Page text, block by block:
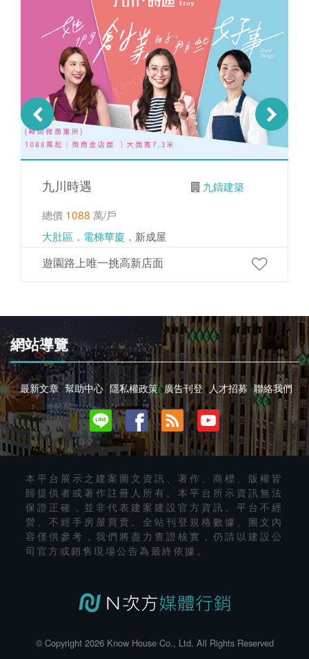
九川時遇
九鑄建築
總價 1088 萬/戶
大肚區 ． 電梯華廈 ．新成屋
遊園路上唯一挑高新店面
網站導覽
最新文章 幫助中心 隱私權政策 廣告刊登 人才招募 聯絡我們
本平台展示之建案圖文資訊、著作、商標、版權皆
歸提供者或著作註冊人所有。本平台所示資訊無法
保證正確，並非代表建案建設官方資訊。平台不經
營、不經手房屋買賣。全站刊登規格數據、圖文內
容僅供參考，我們將盡力查證核實，仍請以建設公
司官方或銷售現場公告為最終依據。
© Copyright 2026 Know House Co., Ltd. All Rights Reserved